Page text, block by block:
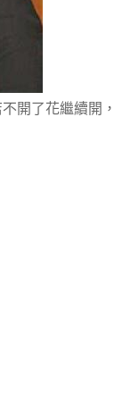
不開了花繼續開，